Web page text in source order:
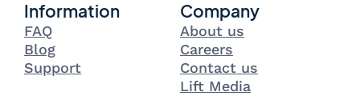
Information
FAQ
Blog
Support
Company
About us
Careers
Contact us
Lift Media